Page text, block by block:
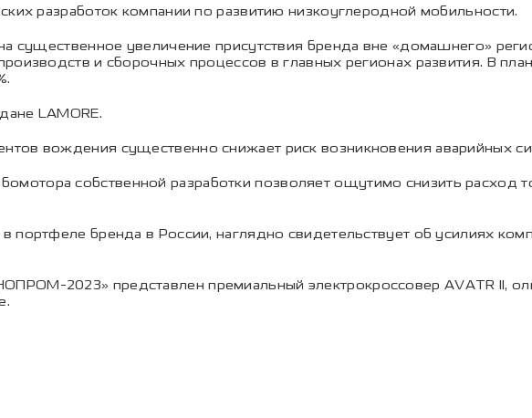
разработок компании по развитию низкоуглеродной мобильности.
существенное увеличение присутствия бренда вне «домашнего»
и сборочных процессов в главных регионах развития. В
LAMORE.
вождения существенно снижает риск возникновения аварийных
собственной разработки позволяет ощутимо снизить расход
портфеле бренда в России, наглядно свидетельствует об усилиях
2023» представлен премиальный электрокроссовер AVATR II,